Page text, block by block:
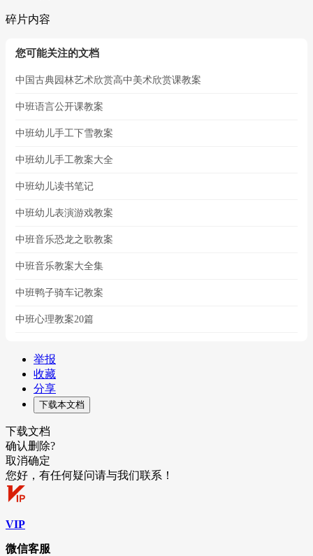
碎片内容
您可能关注的文档
中国古典园林艺术欣赏高中美术欣赏课教案
中班语言公开课教案
中班幼儿手工下雪教案
中班幼儿手工教案大全
中班幼儿读书笔记
中班幼儿表演游戏教案
中班音乐恐龙之歌教案
中班音乐教案大全集
中班鸭子骑车记教案
中班心理教案20篇
举报
收藏
分享
下载本文档
下载文档
确认删除?
取消确定
您好，有任何疑问请与我们联系！
VIP
微信客服